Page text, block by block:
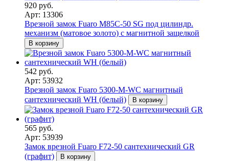
920 руб.
Арт: 13306
Врезной замок Fuaro M85C-50 SG под цилиндр.
механизм (матовое золото) с магнитной защелкой
В корзину
542 руб.
Арт: 53932
Врезной замок Fuaro 5300-M-WС магнитный
сантехнический WH (белый)
В корзину
565 руб.
Арт: 53939
Замок врезной Fuaro F72-50 сантехнический GR
(графит)
В корзину